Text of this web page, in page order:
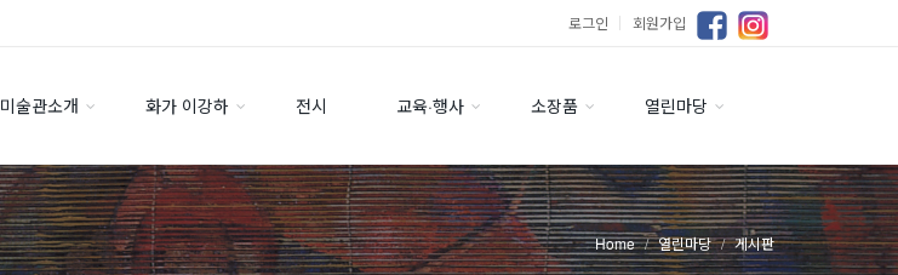
로그인 ｜ 회원가입
미술관소개 화가 이강하 전시 교육·행사 소장품 열린마당
Home 열린마당 게시판